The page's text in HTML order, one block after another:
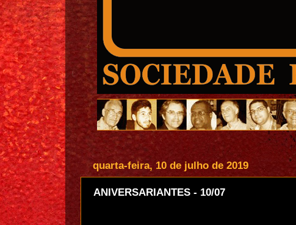
quarta-feira, 10 de julho de 2019
ANIVERSARIANTES - 10/07